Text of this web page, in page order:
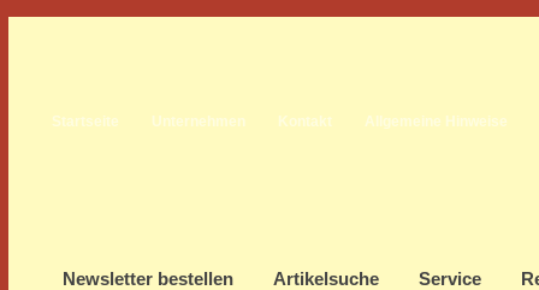
Startseite Unternehmen Kontakt Allgemeine Hinweise
Newsletter bestellen Artikelsuche Service